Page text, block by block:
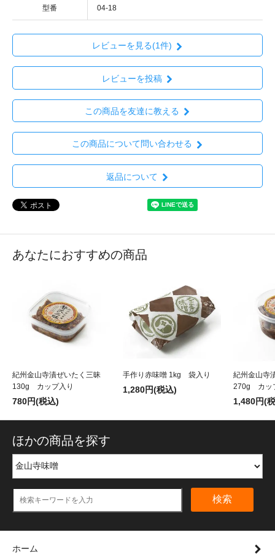
型番 04-18
レビューを見る(1件)
レビューを投稿
この商品を友達に教える
この商品について問い合わせる
返品について
あなたにおすすめの商品
紀州金山寺漬ぜいたく三昧
130g カップ入り
780円(税込)
手作り赤味噌 1kg 袋入り
1,280円(税込)
紀州金山寺
270g カッ
1,480円(
ほかの商品を探す
検索
ホーム